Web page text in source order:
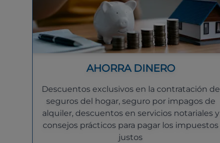
AHORRA DINERO
Descuentos exclusivos en la contratación de
seguros del hogar, seguro por impagos de
alquiler, descuentos en servicios notariales y
consejos prácticos para pagar los impuestos
justos